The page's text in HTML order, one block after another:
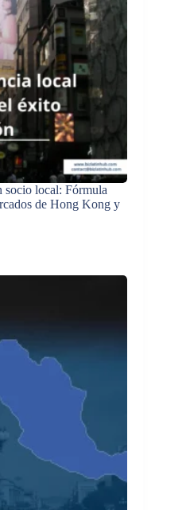
socio local: Fórmula
de Hong Kong y